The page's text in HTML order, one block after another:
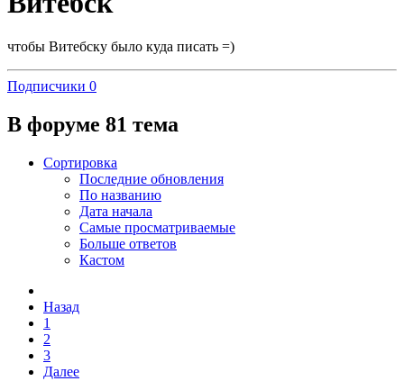
чтобы Витебску было куда писать =)
Подписчики 0
В форуме 81 тема
Сортировка
Последние обновления
По названию
Дата начала
Самые просматриваемые
Больше ответов
Кастом
Назад
1
2
3
Далее